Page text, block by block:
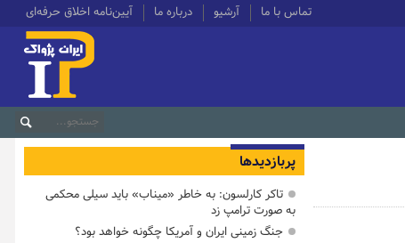
تماس با ما آرشیو درباره ما آیین‌نامه اخلاق حرفه‌ای
پربازدیدها
تاکر کارلسون: به خاطر «میناب» باید سیلی محکمی
به صورت ترامپ زد
جنگ زمینی ایران و آمریکا چگونه خواهد بود؟